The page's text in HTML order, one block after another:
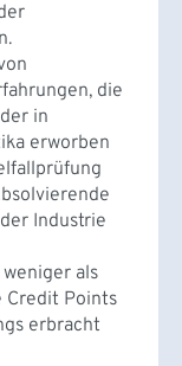
die
in
erworben
Industrie
als
Credit Points
erbracht